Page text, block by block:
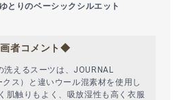
とりのベーシックシルエット
者コメント◆
洗えるスーツは、JOURNAL
ス）と違いウール混素材を使用し
肌触りもよく、吸放湿性も高く衣服